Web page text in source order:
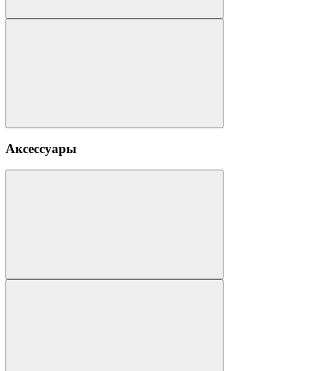
Аксессуары